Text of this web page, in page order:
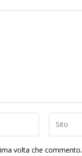
volta che commento.